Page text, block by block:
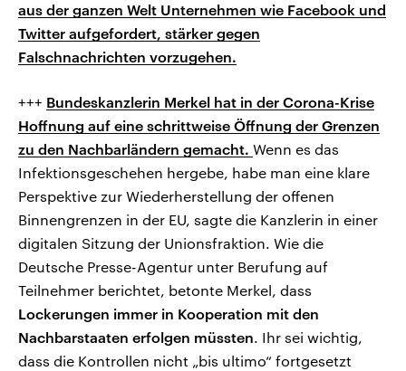
aus der ganzen Welt Unternehmen wie Facebook und
Twitter aufgefordert, stärker gegen
Falschnachrichten vorzugehen.
+++ Bundeskanzlerin Merkel hat in der Corona-Krise
Hoffnung auf eine schrittweise Öffnung der Grenzen
zu den Nachbarländern gemacht. Wenn es das
Infektionsgeschehen hergebe, habe man eine klare
Perspektive zur Wiederherstellung der offenen
Binnengrenzen in der EU, sagte die Kanzlerin in einer
digitalen Sitzung der Unionsfraktion. Wie die
Deutsche Presse-Agentur unter Berufung auf
Teilnehmer berichtet, betonte Merkel, dass
Lockerungen immer in Kooperation mit den
Nachbarstaaten erfolgen müssten. Ihr sei wichtig,
dass die Kontrollen nicht „bis ultimo“ fortgesetzt